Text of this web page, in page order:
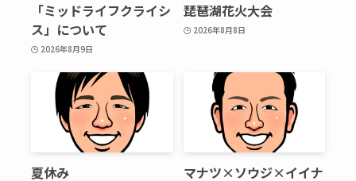
「ミッドライフクライシ
ス」について
2026年8月9日
琵琶湖花火大会
2026年8月8日
夏休み マナツ×ソウジ×イイナ